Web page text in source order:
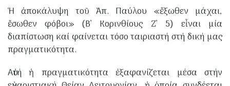
​Ἡ ἀποκάλυψη τοῦ Ἀπ. Παύλου «ἔξωθεν μάχαι,
ἔσωθεν φόβοι» (Β’ Κορινθίους Ζ’ 5) εἶναι μία
διαπίστωση καί φαίνεται τόσο ταιριαστή στή δική μας
πραγματικότητα.
​Αὐτή ἡ πραγματικότητα ἐξαφανίζεται μέσα στήν